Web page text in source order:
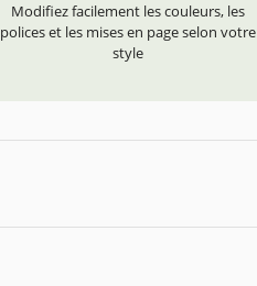
Modifiez facilement les couleurs, les
polices et les mises en page selon votre
style